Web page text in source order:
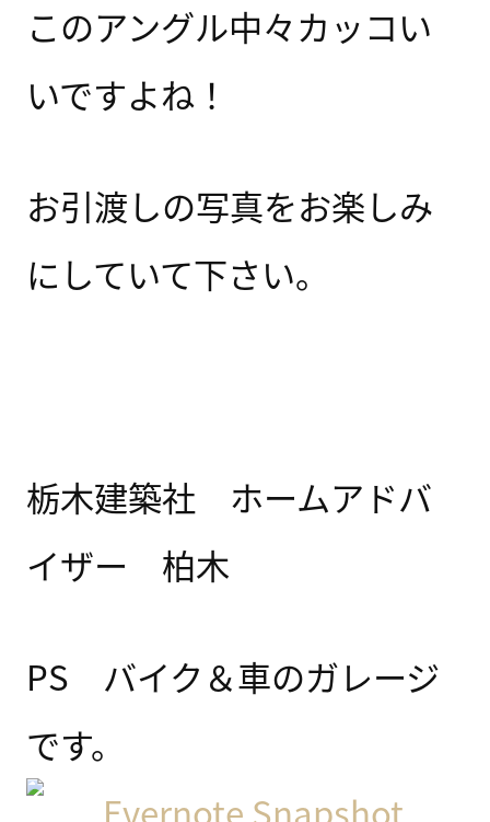
このアングル中々カッコい
いですよね！
お引渡しの写真をお楽しみ
にしていて下さい。
栃木建築社 ホームアドバ
イザー 柏木
PS バイク＆車のガレージ
です。